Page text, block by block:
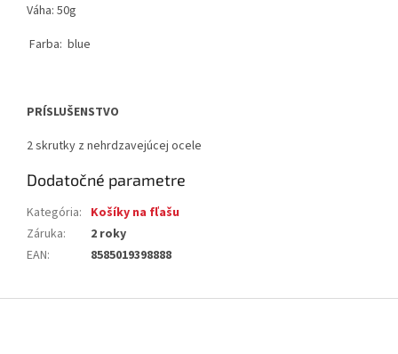
Váha: 50g
Farba: blue
PRÍSLUŠENSTVO
2 skrutky z nehrdzavejúcej ocele
Dodatočné parametre
Kategória: Košíky na fľašu
Záruka:
2 roky
EAN: 8585019398888